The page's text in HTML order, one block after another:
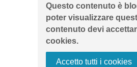
Questo contenuto è
poter visualizzare
contenuto devi
cookies.
Accetto tutti i cookies